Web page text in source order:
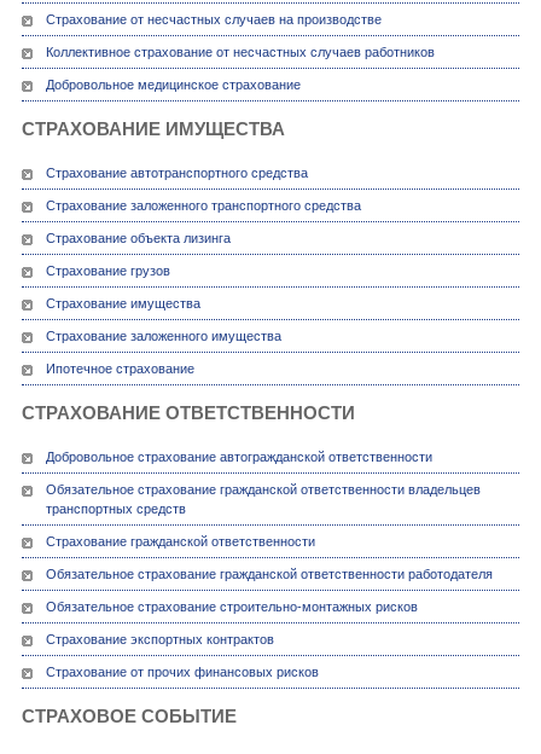
Страхование от несчастных случаев на производстве
Коллективное страхование от несчастных случаев работников
Добровольное медицинское страхование
СТРАХОВАНИЕ ИМУЩЕСТВА
Страхование автотранспортного средства
Страхование заложенного транспортного средства
Страхование объекта лизинга
Страхование грузов
Страхование имущества
Страхование заложенного имущества
Ипотечное страхование
СТРАХОВАНИЕ ОТВЕТСТВЕННОСТИ
Добровольное страхование автогражданской ответственности
Обязательное страхование гражданской ответственности владельцев
транспортных средств
Страхование гражданской ответственности
Обязательное страхование гражданской ответственности работодателя
Обязательное страхование строительно-монтажных рисков
Страхование экспортных контрактов
Страхование от прочих финансовых рисков
СТРАХОВОЕ СОБЫТИЕ